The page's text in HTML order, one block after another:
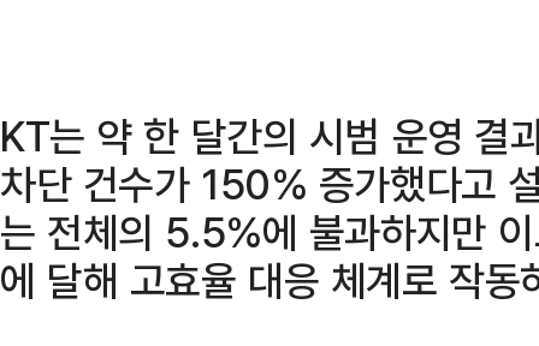
KT는 약 한 달간의 시범 운영 결
차단 건수가 150% 증가했다고
는 전체의 5.5%에 불과하지만
에 달해 고효율 대응 체계로 작동